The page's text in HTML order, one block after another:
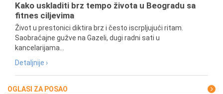
Kako uskladiti brz tempo života u Beogradu sa
fitnes ciljevima
Život u prestonici diktira brz i često iscrpljujući ritam.
Saobraćajne gužve na Gazeli, dugi radni sati u
kancelarijama...
Detaljnije ›
OGLASI ZA POSAO